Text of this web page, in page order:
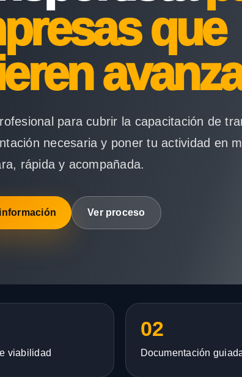
que
para cubrir la capacitación de
necesaria y poner tu actividad en
rápida y acompañada.
Ver proceso
viabilidad
02
Documentación